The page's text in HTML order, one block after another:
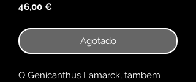
46,00 €Precio
Agotado
O Genicanthus Lamarck, também